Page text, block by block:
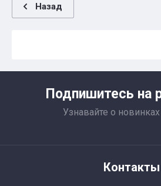
Назад
Подпишитесь на
Узнавайте о
Контакты